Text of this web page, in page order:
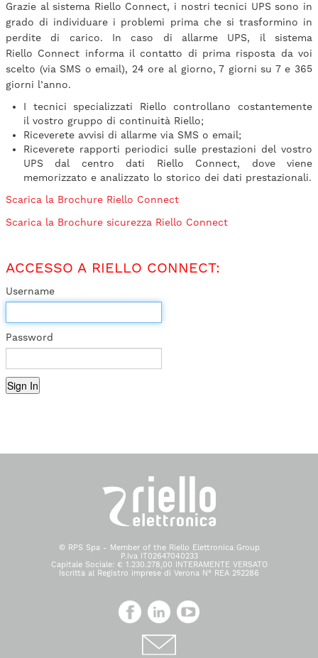
Grazie al sistema Riello Connect, i nostri tecnici UPS sono in
grado di individuare i problemi prima che si trasformino in
perdite di carico. In caso di allarme UPS, il sistema
Riello Connect informa il contatto di prima risposta da voi
scelto (via SMS o email), 24 ore al giorno, 7 giorni su 7 e 365
giorni l’anno.
I tecnici specializzati Riello controllano costantemente
il vostro gruppo di continuità Riello;
Riceverete avvisi di allarme via SMS o email;
Riceverete rapporti periodici sulle prestazioni del vostro
UPS dal centro dati Riello Connect, dove viene
memorizzato e analizzato lo storico dei dati prestazionali.
Scarica la Brochure Riello Connect
Scarica la Brochure sicurezza Riello Connect
ACCESSO A RIELLO CONNECT:
Username
Password
© RPS Spa - Member of the Riello Elettronica Group
P.Iva IT02647040233
Capitale Sociale: € 1.230.278,00 INTERAMENTE VERSATO
Iscritta al Registro imprese di Verona N° REA 252286